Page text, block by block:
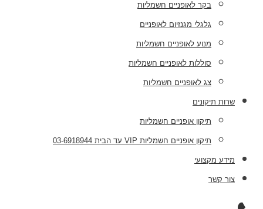
בקר לאופניים חשמליות
גלגלי מגנזיום לאופניים
מנוע לאופניים חשמליות
סוללות לאופניים חשמליות
צג לאופניים חשמליות
שרות תיקונים
תיקון אופניים חשמליות
תיקון אופניים חשמליות VIP עד הבית 03-6918944
מידע מקצועי
צור קשר